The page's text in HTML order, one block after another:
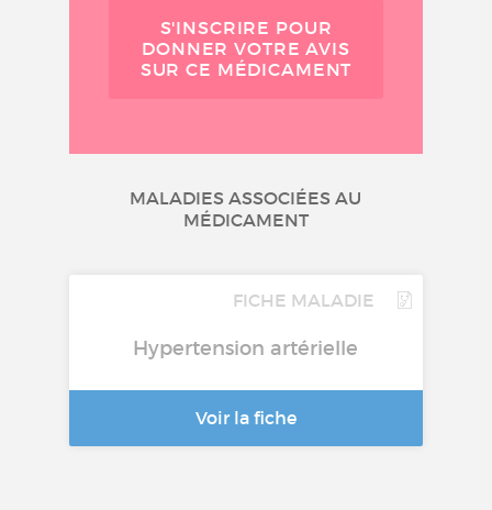
S'INSCRIRE POUR
DONNER VOTRE AVIS
SUR CE MÉDICAMENT
MALADIES ASSOCIÉES AU
MÉDICAMENT
FICHE MALADIE
Hypertension artérielle
Voir la fiche